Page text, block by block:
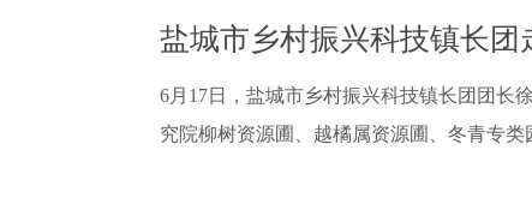
盐城市乡村振兴科技镇长
6月17日，盐城市乡村振兴科技镇长团团长
究院柳树资源圃、越橘属资源圃、冬青专